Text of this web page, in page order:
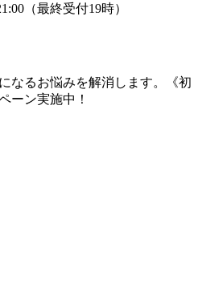
（最終受付19時）